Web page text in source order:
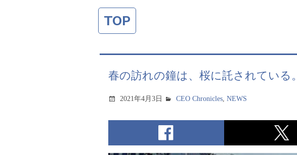
TOP
春の訪れの鐘は、桜に託されている。
2021年4月3日 CEO Chronicles,NEWS